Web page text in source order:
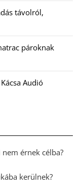
távolról,
pároknak
Audió
érnek célba?
kerülnek?